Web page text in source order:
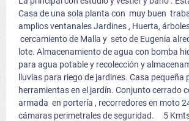
Casa de una sola planta con muy buen
amplios ventanales Jardines , Huerta,
cercamiento de Malla y seto de Eugenia
lote. Almacenamiento de agua con bomba
para agua potable y recolección y
lluvias para riego de jardines. Casa pequeña
herramientas en el jardín. Conjunto cerrado
armada en portería , recorredores en moto
cámaras perimetrales de seguridad. 5